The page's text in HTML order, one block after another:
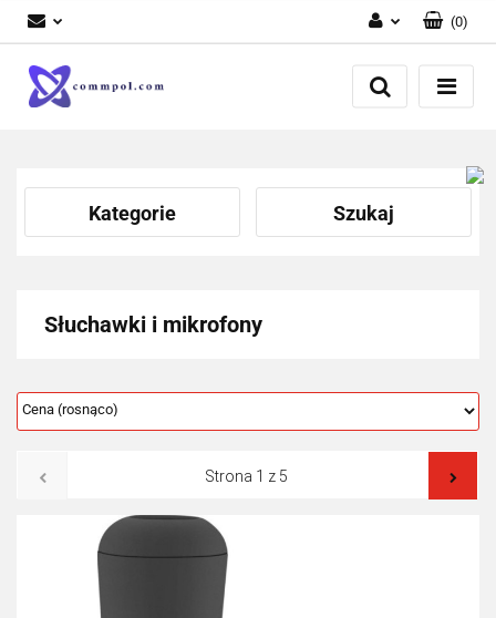
Zaloguj się
Zarejestruj się
(0)
Kategorie Szukaj
Słuchawki i mikrofony